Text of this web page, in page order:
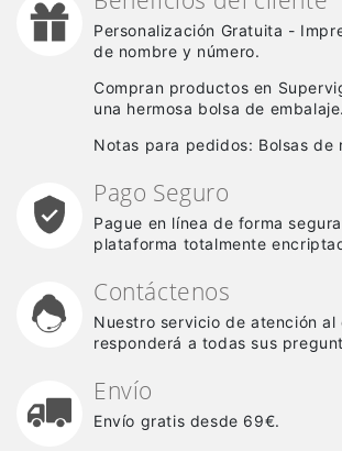
Personalización Gratuita -
de nombre y número.
Compran productos en
una hermosa bolsa de embalaje.
Notas para pedidos: Bolsas de
Pago Seguro
Pague en línea de forma
plataforma totalmente
Contáctenos
Nuestro servicio de atención al
responderá a todas sus
Envío
Envío gratis desde 69€.